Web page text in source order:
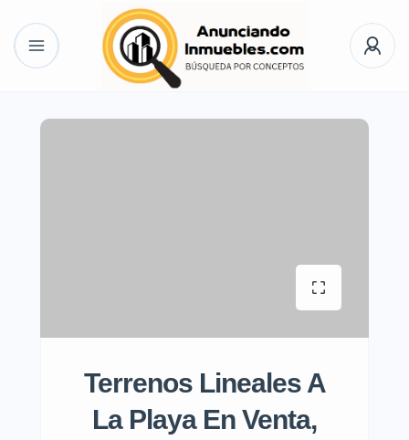
Terrenos Lineales A
La Playa En Venta,